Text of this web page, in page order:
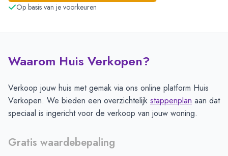
Op basis van je voorkeuren
Waarom Huis Verkopen?
Verkoop jouw huis met gemak via ons online platform Huis
Verkopen. We bieden een overzichtelijk stappenplan aan dat
speciaal is ingericht voor de verkoop van jouw woning.
Gratis waardebepaling